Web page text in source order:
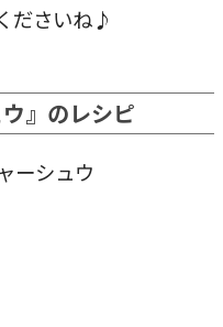
ださいね♪
』のレシピ